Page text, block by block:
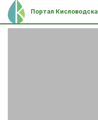
Портал Кисловодска